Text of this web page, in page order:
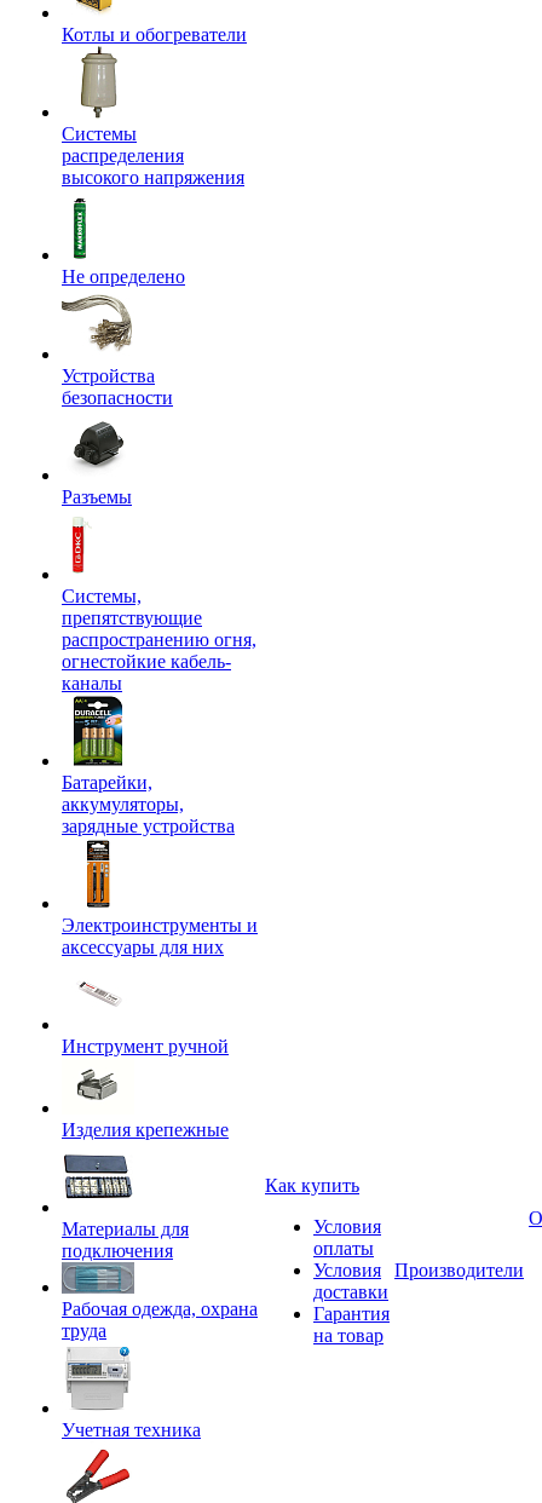
Котлы и обогреватели
Системы
распределения
высокого напряжения
Не определено
Устройства
безопасности
Разъемы
Системы,
препятствующие
распространению огня,
огнестойкие кабель-
каналы
Батарейки,
аккумуляторы,
зарядные устройства
Электроинструменты и
аксессуары для них
Инструмент ручной
Изделия крепежные
Материалы для
подключения
Рабочая одежда, охрана
труда
Учетная техника
Как купить
Условия
оплаты
Условия
доставки
Гарантия
на товар
Производители